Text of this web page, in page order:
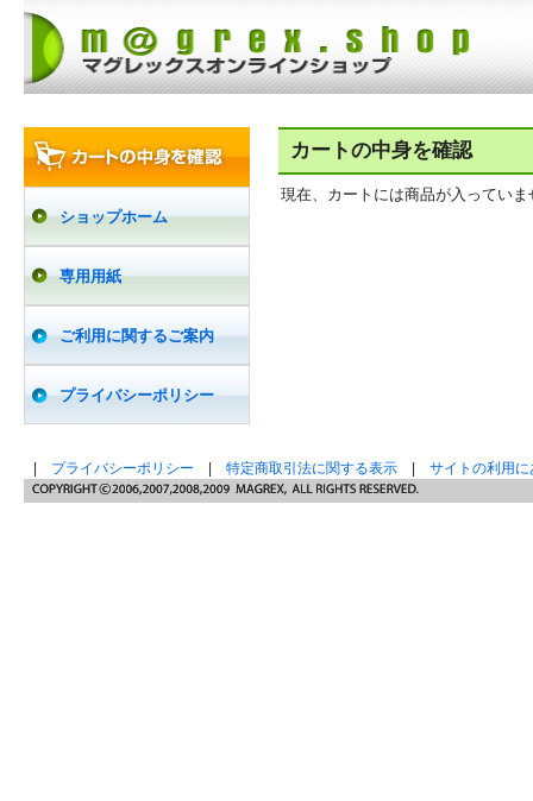
ショップホーム
専用用紙
ご利用に関するご案内
プライバシーポリシー
カートの中身を確認
現在、カートには商品が入っていま
プライバシーポリシー 特定商取引法に関する表示 サイトの利用に